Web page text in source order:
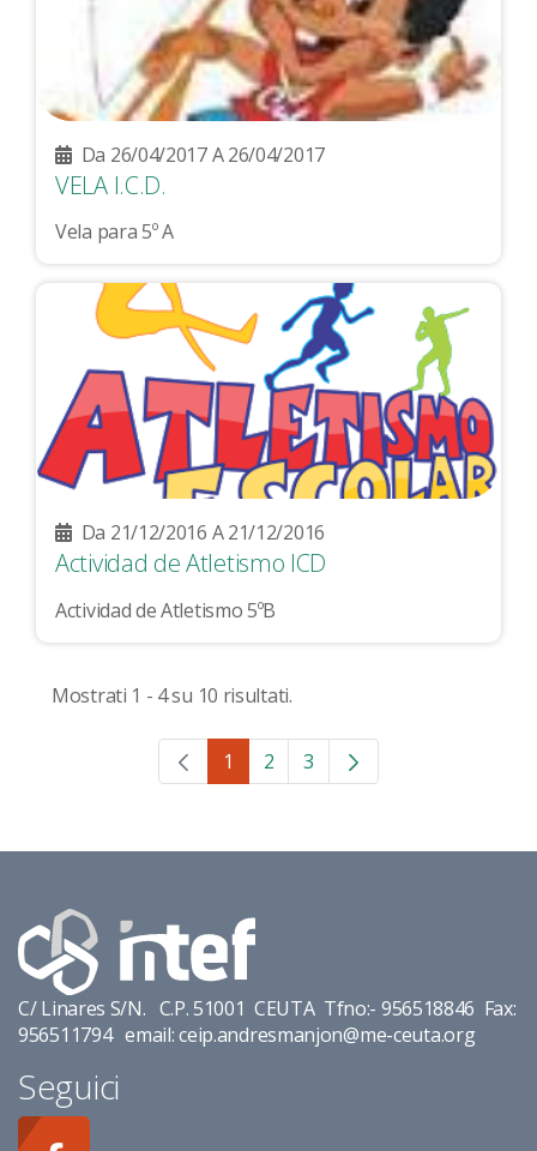
Da 26/04/2017 A 26/04/2017
VELA I.C.D.
Vela para 5º A
Da 21/12/2016 A 21/12/2016
Actividad de Atletismo ICD
Actividad de Atletismo 5ºB
Mostrati 1 - 4 su 10 risultati.
Pagina
1 Pagina
2 Pagina
3
C/ Linares S/N. C.P. 51001 CEUTA Tfno:- 956518846 Fax:
956511794 email: ceip.andresmanjon@me-ceuta.org
Seguici